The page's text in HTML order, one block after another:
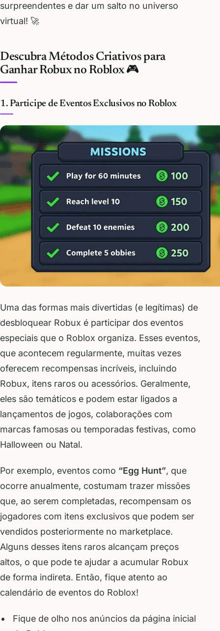
surpreendentes e dar um salto no universo
virtual! 🚀
Descubra Métodos Criativos para
Ganhar Robux no Roblox 🎮
1. Participe de Eventos Exclusivos no Roblox
Uma das formas mais divertidas (e legítimas) de
desbloquear Robux é participar dos eventos
especiais que o Roblox organiza. Esses eventos,
que acontecem regularmente, muitas vezes
oferecem recompensas incríveis, incluindo
Robux, itens raros ou acessórios. Geralmente,
eles são temáticos e podem estar ligados a
lançamentos de jogos, colaborações com
marcas famosas ou temporadas festivas, como
Halloween ou Natal.
Por exemplo, eventos como “Egg Hunt”, que
ocorre anualmente, costumam trazer missões
que, ao serem completadas, recompensam os
jogadores com itens exclusivos que podem ser
vendidos posteriormente no marketplace.
Alguns desses itens raros alcançam preços
altos, o que pode te ajudar a acumular Robux
de forma indireta. Então, fique atento ao
calendário de eventos do Roblox!
Fique de olho nos anúncios da página inicial